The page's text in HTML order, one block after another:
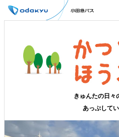
きゅんたの日々
あっぷして